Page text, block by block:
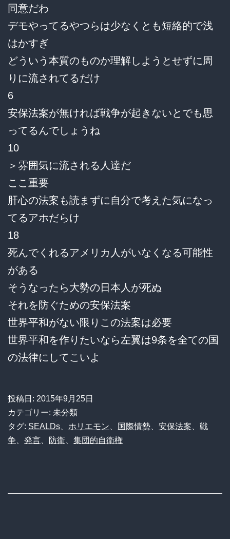
同意だわ
デモやってるやつらは少なくとも短絡的で浅
はかすぎ
どういう本質のものか理解しようとせずに周
りに流されてるだけ
6
安保法案が無ければ戦争が起きないとでも思
ってるんでしょうね
10
＞雰囲気に流される人達だ
ここ重要
肝心の法案も読まずに自分で考えた気になっ
てるアホだらけ
18
死んでくれるアメリカ人がいなくなる可能性
がある
そうなったら大勢の日本人が死ぬ
それを防ぐための安保法案
世界平和がない限りこの法案は必要
世界平和を作りたいなら左翼は9条を全ての国
の法律にしてこいよ
投稿日: 2015年9月25日
カテゴリー: 未分類
タグ: SEALDs ホリエモン 国際情勢 安保法案
戦
争
発言 防衛 集団的自衛権